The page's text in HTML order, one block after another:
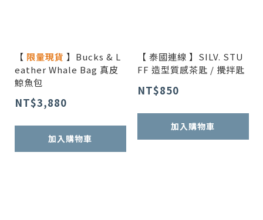
【 限量現貨 】Bucks & L
eather Whale Bag 真皮
鯨魚包
NT$3,880
加入購物車
【 泰國連線 】SILV. STU
FF 造型質感茶匙 / 攪拌匙
NT$850
加入購物車